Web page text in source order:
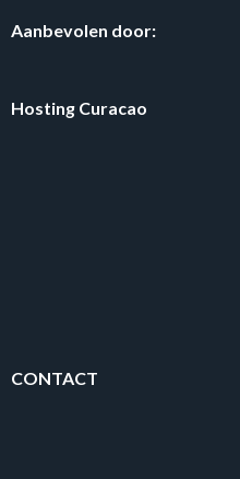
Aanbevolen door:
Hosting Curacao
CONTACT